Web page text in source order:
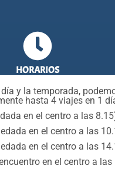
HORARIOS
y la temporada,
hasta 4 viajes en 1
en el centro a las
en el centro a las
en el centro a las
en el centro a las